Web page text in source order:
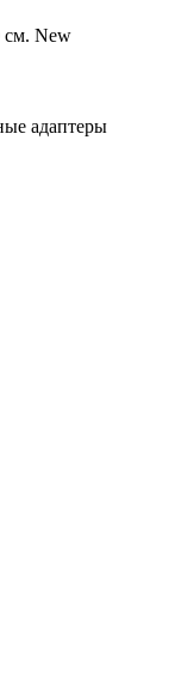
см. New
адаптеры